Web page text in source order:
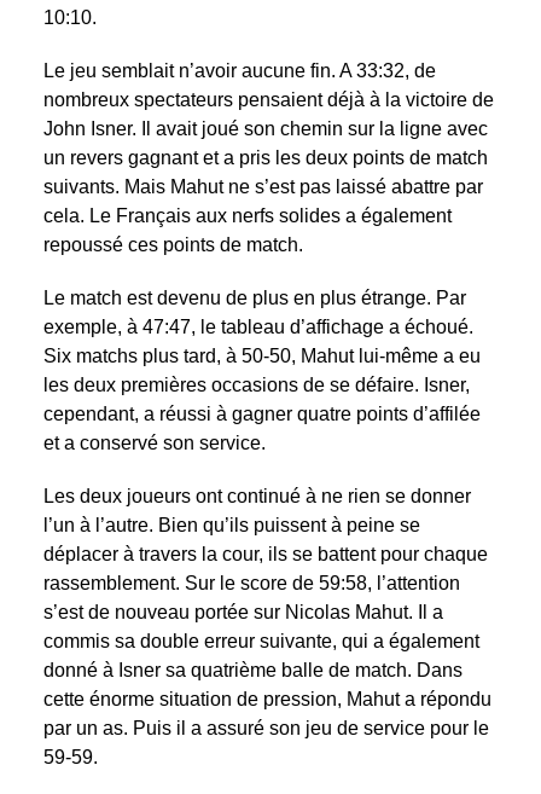
10:10.
Le jeu semblait n’avoir aucune fin. A 33:32, de
nombreux spectateurs pensaient déjà à la victoire de
John Isner. Il avait joué son chemin sur la ligne avec
un revers gagnant et a pris les deux points de match
suivants. Mais Mahut ne s’est pas laissé abattre par
cela. Le Français aux nerfs solides a également
repoussé ces points de match.
Le match est devenu de plus en plus étrange. Par
exemple, à 47:47, le tableau d’affichage a échoué.
Six matchs plus tard, à 50-50, Mahut lui-même a eu
les deux premières occasions de se défaire. Isner,
cependant, a réussi à gagner quatre points d’affilée
et a conservé son service.
Les deux joueurs ont continué à ne rien se donner
l’un à l’autre. Bien qu’ils puissent à peine se
déplacer à travers la cour, ils se battent pour chaque
rassemblement. Sur le score de 59:58, l’attention
s’est de nouveau portée sur Nicolas Mahut. Il a
commis sa double erreur suivante, qui a également
donné à Isner sa quatrième balle de match. Dans
cette énorme situation de pression, Mahut a répondu
par un as. Puis il a assuré son jeu de service pour le
59-59.